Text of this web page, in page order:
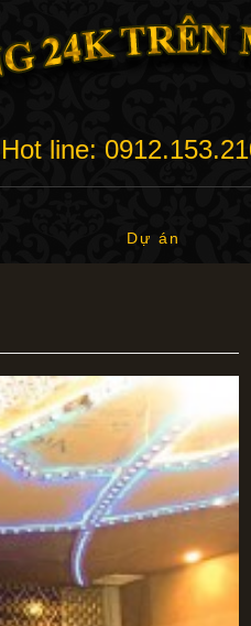
Hot line:
Dự án